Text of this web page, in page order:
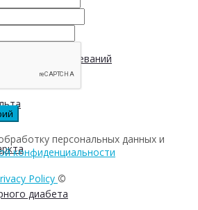
заболеваний
диабета
персональных данных и
конфиденциальности
Policy ©